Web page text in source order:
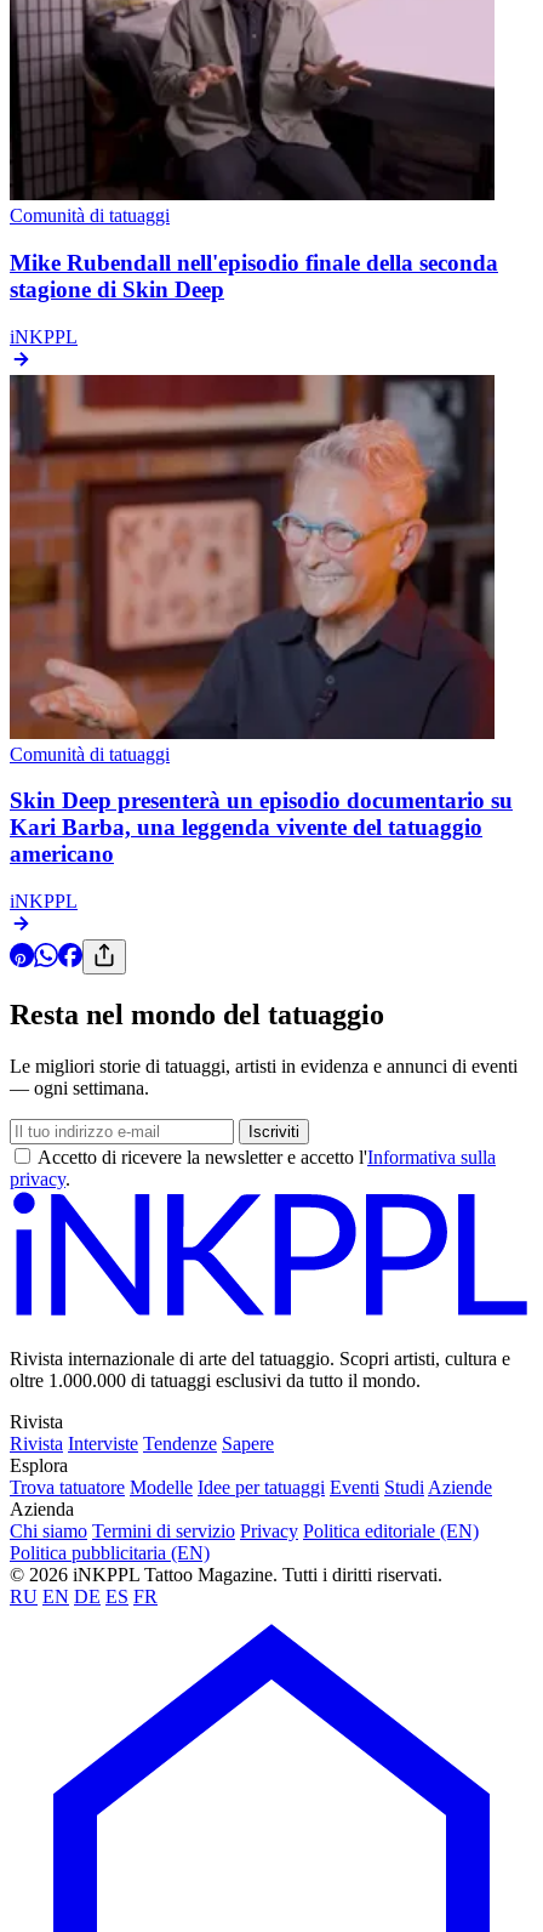
Comunità di tatuaggi
Mike Rubendall nell'episodio finale della seconda
stagione di Skin Deep
iNKPPL
Comunità di tatuaggi
Skin Deep presenterà un episodio documentario su
Kari Barba, una leggenda vivente del tatuaggio
americano
iNKPPL
Resta nel mondo del tatuaggio
Le migliori storie di tatuaggi, artisti in evidenza e annunci di eventi
— ogni settimana.
Iscriviti
Accetto di ricevere la newsletter e accetto l'Informativa sulla
privacy.
Rivista internazionale di arte del tatuaggio. Scopri artisti, cultura e
oltre 1.000.000 di tatuaggi esclusivi da tutto il mondo.
Rivista
Rivista Interviste Tendenze Sapere
Esplora
Trova tatuatore Modelle Idee per tatuaggi Eventi Studi Aziende
Azienda
Chi siamo Termini di servizio Privacy Politica editoriale (EN)
Politica pubblicitaria (EN)
© 2026 iNKPPL Tattoo Magazine. Tutti i diritti riservati.
RU EN DE ES FR